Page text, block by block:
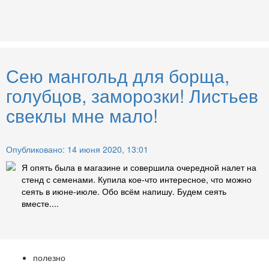
Сею мангольд для борща,
голубцов, заморозки! Листьев
свеклы мне мало!
Опубликовано: 14 июня 2020, 13:01
Я опять была в магазине и совершила очередной налет на
стенд с семенами. Купила кое-что интересное, что можно
сеять в июне-июле. Обо всём напишу. Будем сеять
вместе....
полезно